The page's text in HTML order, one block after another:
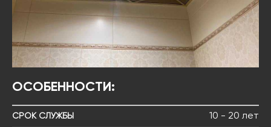
ОСОБЕННОСТИ:
СРОК СЛУЖБЫ 10 - 20 лет